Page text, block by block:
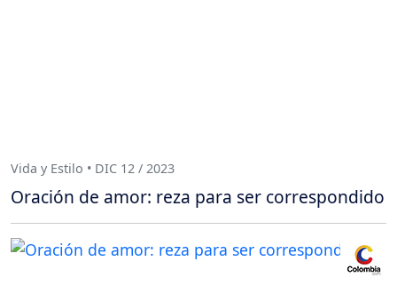
Vida y Estilo • DIC 12 / 2023
Oración de amor: reza para ser correspondido